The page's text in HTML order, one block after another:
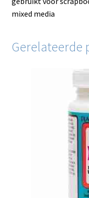
mixed media
Gerelateerde